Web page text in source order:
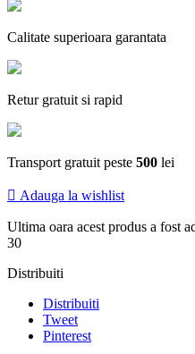
Calitate superioara garantata
Retur gratuit si rapid
Transport gratuit peste 500 lei
 Adauga la wishlist
Ultima oara acest produs a fost
30
Distribuiti
Distribuiti
Tweet
Pinterest